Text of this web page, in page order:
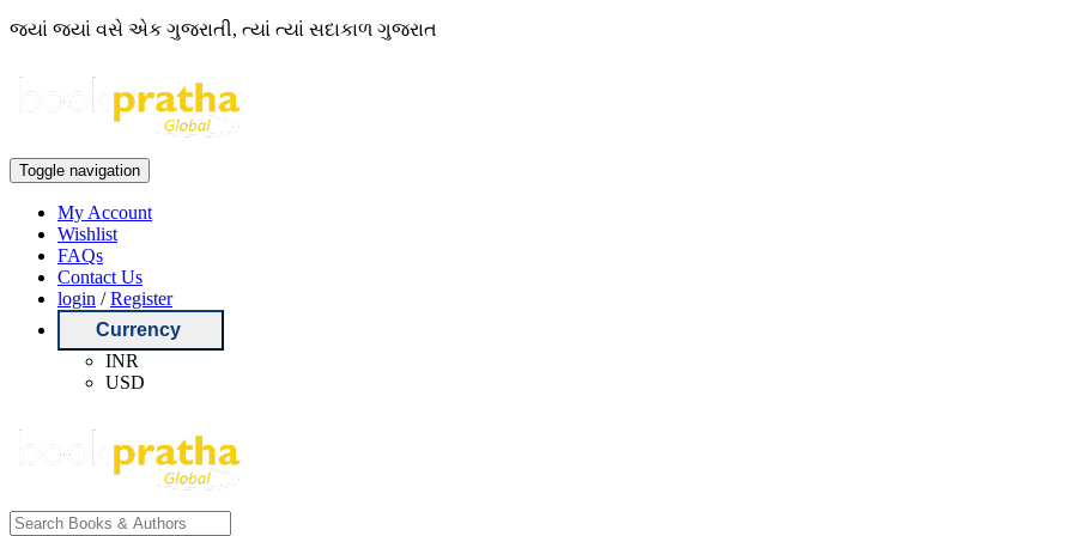
જ્યાં જ્યાં વસે એક ગુજરાતી, ત્યાં ત્યાં સદાકાળ ગુજરાત
Toggle navigation
My Account
Wishlist
FAQs
Contact Us
login /Register
Currency
INR
USD